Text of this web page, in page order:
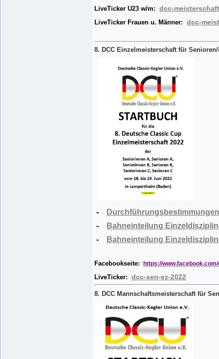
LiveTicker U23 w/m: dcc-
LiveTicker Frauen u. Männer: dcc-
8. DCC Einzelmeisterschaft für
-
-
Bahneinteilung
-
Bahneinteilung
Facebookseite: https://
LiveTicker: dcc-sen-ez-2022
8. DCC Mannschaftsmeisterschaft für